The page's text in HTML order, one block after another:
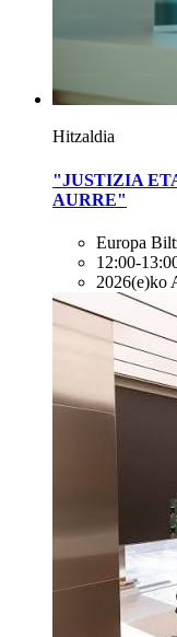
Hitzaldia
"JUSTIZIA
AURRE"
Europa
12:00-
2026(e)ko